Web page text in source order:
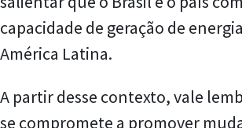
capacidade de geração de
América Latina.
A partir desse contexto, vale
se compromete a promover